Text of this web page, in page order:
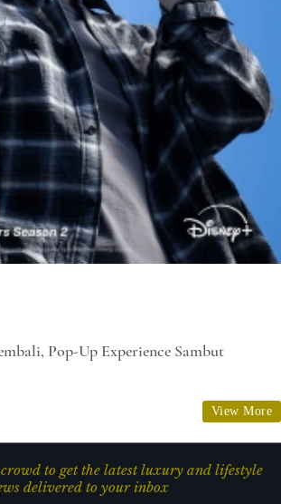
Pop-Up Experience Sambut
View More
to get the latest luxury and lifestyle
delivered to your inbox